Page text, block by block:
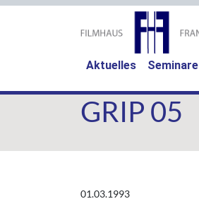
Aktuelles Seminare
GRIP 05
01.03.1993